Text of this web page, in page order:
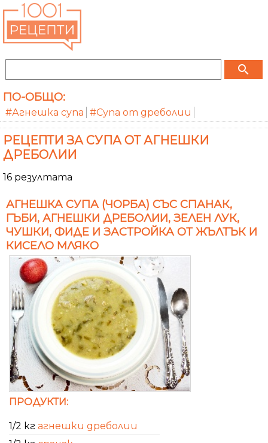
search
ПО-ОБЩО:
#Агнешка супа #Супа от дреболии
РЕЦЕПТИ ЗА СУПА ОТ АГНЕШКИ
ДРЕБОЛИИ
16 резултата
АГНЕШКА СУПА (ЧОРБА) СЪС СПАНАК,
ГЪБИ, АГНЕШКИ ДРЕБОЛИИ, ЗЕЛЕН ЛУК,
ЧУШКИ, ФИДЕ И ЗАСТРОЙКА ОТ ЖЪЛТЪК И
КИСЕЛО МЛЯКО
ПРОДУКТИ:
1/2 кг агнешки дреболии